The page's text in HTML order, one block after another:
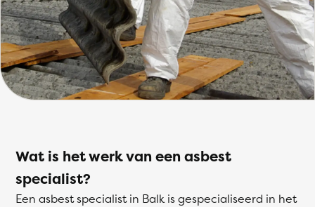
Wat is het werk van een asbest
specialist?
Een asbest specialist in Balk is gespecialiseerd in het